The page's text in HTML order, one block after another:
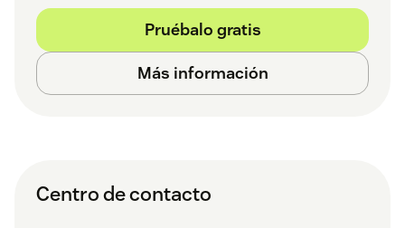
Pruébalo gratis
Más información
Centro de contacto